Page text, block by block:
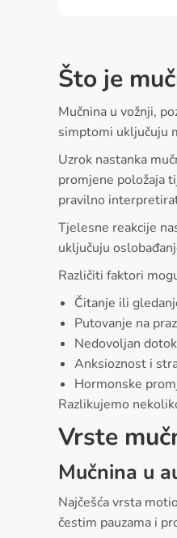
Što je
Mučnina u vožnji,
simptomi uključuju
Uzrok nastanka
promjene položaja
pravilno
Tjelesne reakcije
uključuju
Različiti faktori
Čitanje ili
Putovanje na
Nedovoljan
Anksioznost i
Hormonske
Razlikujemo
Vrste
Mučnina u
Najčešća vrsta
čestim pauzama i